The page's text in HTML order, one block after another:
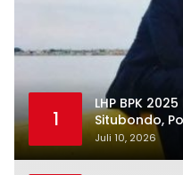
1
LHP BPK
Situbondo,
Belum
Juli 10, 2026